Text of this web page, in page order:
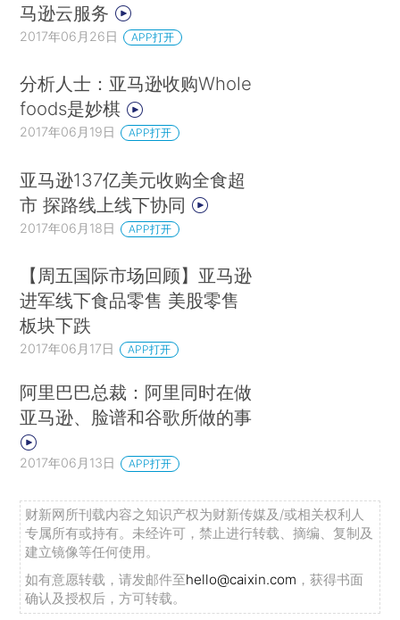
马逊云服务
2017年06月26日 APP打开
分析人士：亚马逊收购Whole
foods是妙棋
2017年06月19日 APP打开
亚马逊137亿美元收购全食超
市 探路线上线下协同
2017年06月18日 APP打开
【周五国际市场回顾】亚马逊
进军线下食品零售 美股零售
板块下跌
2017年06月17日 APP打开
阿里巴巴总裁：阿里同时在做
亚马逊、脸谱和谷歌所做的事
2017年06月13日 APP打开
财新网所刊载内容之知识产权为财新传媒及/或相关权利人
专属所有或持有。未经许可，禁止进行转载、摘编、复制及
建立镜像等任何使用。
如有意愿转载，请发邮件至hello@caixin.com ，获得书面
确认及授权后，方可转载。